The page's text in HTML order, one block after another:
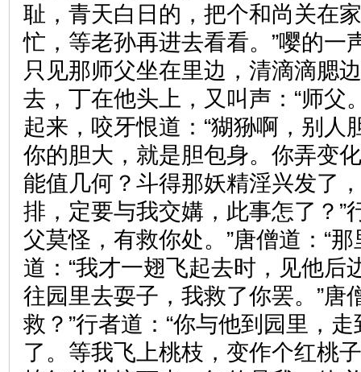
耻，青天白日的，把个和尚关在
忙，等老孙再进去看看。”嘤的一
只见那师父坐在里边，清滴滴腮
去，丁在他头上，又叫声：“师父
起来，咬牙恨道：“猢狲啊，别人
你的胆大，就是胆包身。你弄变
能值几何？斗得那妖精淫兴发了
排，定要与我交媾，此事怎了？”
父莫怪，有救你处。”唐僧道：“
道：“我才一翅飞起去时，见他后
往园里去耍子，我救了你罢。”唐
救？”行者道：“你与他到园里，
了。等我飞上桃枝，变作个红桃